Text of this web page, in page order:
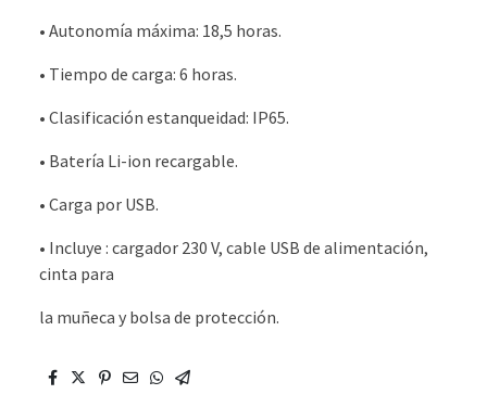
• Autonomía máxima: 18,5 horas.
• Tiempo de carga: 6 horas.
• Clasificación estanqueidad: IP65.
• Batería Li-ion recargable.
• Carga por USB.
• Incluye : cargador 230 V, cable USB de alimentación,
cinta para
la muñeca y bolsa de protección.